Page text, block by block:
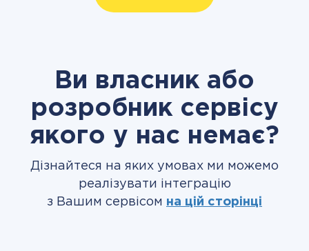
Ви власник або
розробник сервісу
якого у нас немає?
Дізнайтеся на яких умовах ми можемо
реалізувати інтеграцію
з Вашим сервісом на цій сторінці